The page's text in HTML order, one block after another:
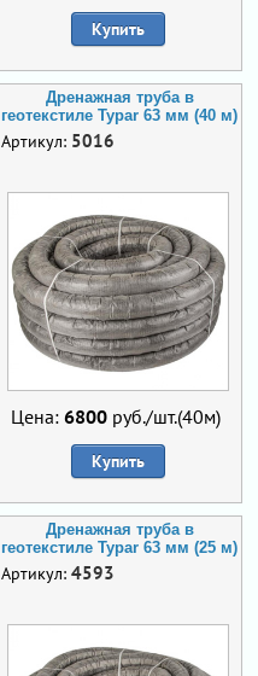
Купить
Дренажная труба в
геотекстиле Typar 63 мм (40 м)
Артикул: 5016
Цена: 6800руб./шт.(40м)
Купить
Дренажная труба в
геотекстиле Typar 63 мм (25 м)
Артикул: 4593